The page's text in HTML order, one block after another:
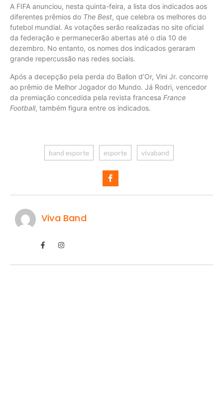
A FIFA anunciou, nesta quinta-feira, a lista dos indicados aos
diferentes prêmios do The Best, que celebra os melhores do
futebol mundial. As votações serão realizadas no site oficial
da federação e permanecerão abertas até o dia 10 de
dezembro. No entanto, os nomes dos indicados geraram
grande repercussão nas redes sociais.
Após a decepção pela perda do Ballon d’Or, Vini Jr. concorre
ao prêmio de Melhor Jogador do Mundo. Já Rodri, vencedor
da premiação concedida pela revista francesa France
Football, também figura entre os indicados.
band esporte esporte vivaband
Viva Band